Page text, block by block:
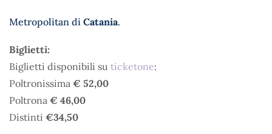
Metropolitan di Catania.
Biglietti:
Biglietti disponibili su ticketone:
Poltronissima € 52,00
Poltrona € 46,00
Distinti €34,50